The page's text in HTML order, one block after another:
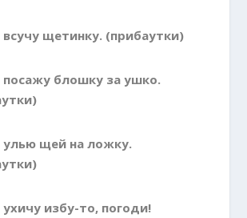
всучу щетинку. (прибаутки)
посажу блошку за ушко.
улью щей на ложку.
ухичу избу-то, погоди!